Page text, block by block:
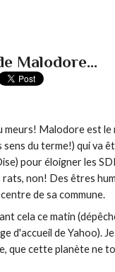
Malodore...
meurs! Malodoreest le
sens du terme!) qui va
pour éloigner les
rats, non! Des êtres
de sa commune.
cela ce matin
d'accueil de Yahoo).
que cette planète ne